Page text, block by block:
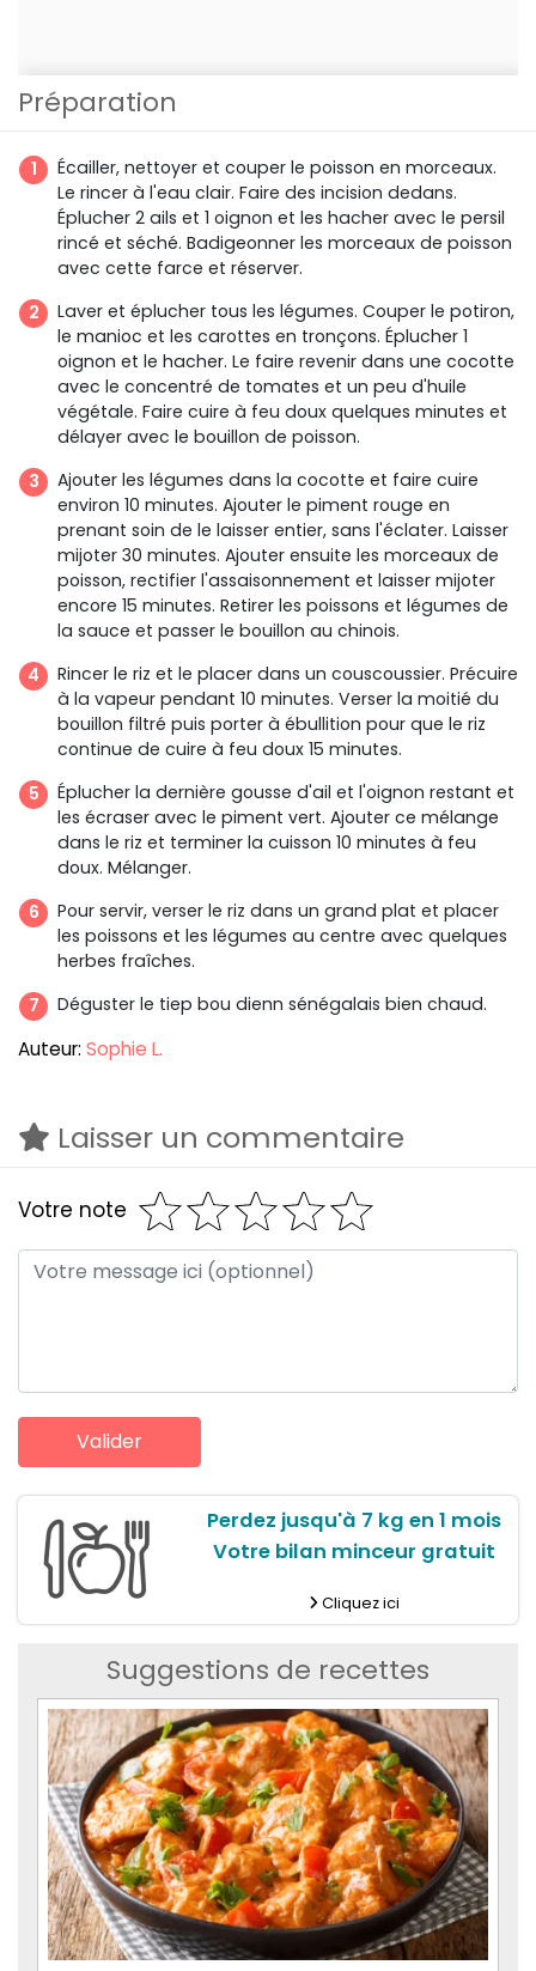
Préparation
Écailler, nettoyer et couper le poisson en morceaux.
Le rincer à l'eau clair. Faire des incision dedans.
Éplucher 2 ails et 1 oignon et les hacher avec le persil
rincé et séché. Badigeonner les morceaux de poisson
avec cette farce et réserver.
Laver et éplucher tous les légumes. Couper le potiron,
le manioc et les carottes en tronçons. Éplucher 1
oignon et le hacher. Le faire revenir dans une cocotte
avec le concentré de tomates et un peu d'huile
végétale. Faire cuire à feu doux quelques minutes et
délayer avec le bouillon de poisson.
Ajouter les légumes dans la cocotte et faire cuire
environ 10 minutes. Ajouter le piment rouge en
prenant soin de le laisser entier, sans l'éclater. Laisser
mijoter 30 minutes. Ajouter ensuite les morceaux de
poisson, rectifier l'assaisonnement et laisser mijoter
encore 15 minutes. Retirer les poissons et légumes de
la sauce et passer le bouillon au chinois.
Rincer le riz et le placer dans un couscoussier. Précuire
à la vapeur pendant 10 minutes. Verser la moitié du
bouillon filtré puis porter à ébullition pour que le riz
continue de cuire à feu doux 15 minutes.
Éplucher la dernière gousse d'ail et l'oignon restant et
les écraser avec le piment vert. Ajouter ce mélange
dans le riz et terminer la cuisson 10 minutes à feu
doux. Mélanger.
Pour servir, verser le riz dans un grand plat et placer
les poissons et les légumes au centre avec quelques
herbes fraîches.
Déguster le tiep bou dienn sénégalais bien chaud.
Auteur: Sophie L.
Laisser un commentaire
Votre note
Perdez jusqu'à 7 kg en 1 mois
Votre bilan minceur gratuit
Cliquez ici
Suggestions de recettes